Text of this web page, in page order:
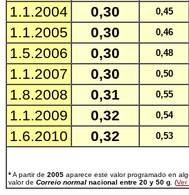
1.1.2004 0,30 0,45
1.1.2005 0,30 0,46
1.5.2006 0,30 0,48
1.1.2007 0,30 0,50
1.8.2008 0,31 0,55
1.1.2009 0,32 0,54
1.6.2010 0,32 0,53
*A partir de 2005 aparece este valor programado en
valor de Correio normal nacional entre 20 y 50 g . (Ver